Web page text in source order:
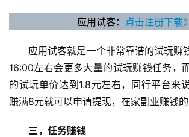
应用试客： 点击注册下载
应用试客就是一个非常靠谱的试玩赚
16:00左右会更多大量的试玩赚钱任务，
的试玩单价达到1.8元左右，同行平台来
赚满8元就可以申请提现，在家副业赚钱的
三，任务赚钱